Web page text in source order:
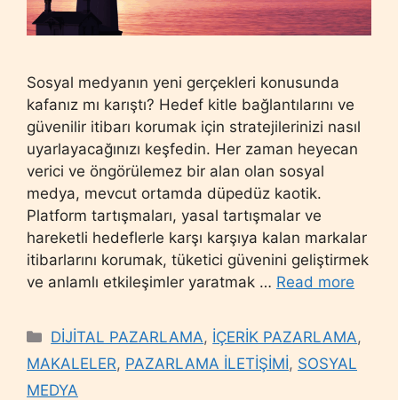
Sosyal medyanın yeni gerçekleri konusunda
kafanız mı karıştı? Hedef kitle bağlantılarını ve
güvenilir itibarı korumak için stratejilerinizi nasıl
uyarlayacağınızı keşfedin. Her zaman heyecan
verici ve öngörülemez bir alan olan sosyal
medya, mevcut ortamda düpedüz kaotik.
Platform tartışmaları, yasal tartışmalar ve
hareketli hedeflerle karşı karşıya kalan markalar
itibarlarını korumak, tüketici güvenini geliştirmek
ve anlamlı etkileşimler yaratmak … Read more
Categories
DİJİTAL PAZARLAMA, İÇERİK PAZARLAMA,
MAKALELER, PAZARLAMA İLETİŞİMİ, SOSYAL
MEDYA